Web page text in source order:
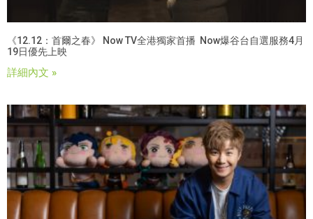
《12.12：首爾之春》 Now TV全港獨家首播 Now爆谷台自選服務4月
19日優先上映
詳細內文 »